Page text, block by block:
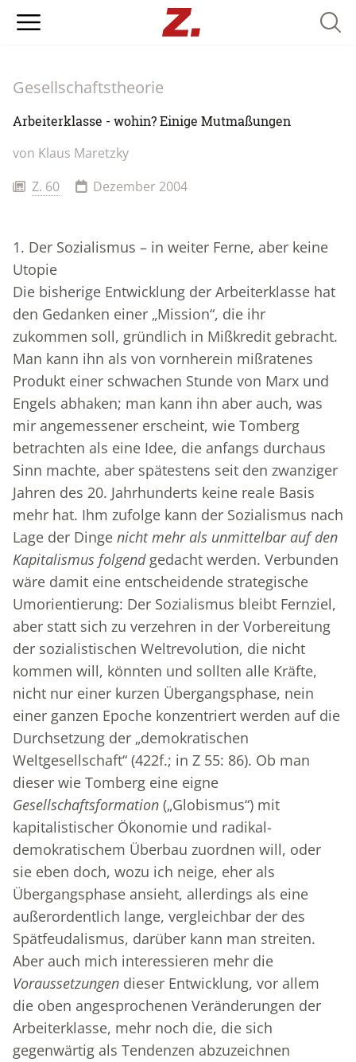
Gesellschaftstheorie
Arbeiterklasse - wohin? Einige Mutmaßungen
von Klaus Maretzky
Z. 60
Dezember 2004
1. Der Sozialismus – in weiter Ferne, aber keine
Utopie
Die bisherige Entwicklung der Arbeiterklasse hat
den Gedanken einer „Mission“, die ihr
zukommen soll, gründlich in Mißkredit gebracht.
Man kann ihn als von vornherein mißratenes
Produkt einer schwachen Stunde von Marx und
Engels abhaken; man kann ihn aber auch, was
mir angemessener erscheint, wie Tomberg
betrachten als eine Idee, die anfangs durchaus
Sinn machte, aber spätestens seit den zwanziger
Jahren des 20. Jahrhunderts keine reale Basis
mehr hat. Ihm zufolge kann der Sozialismus nach
Lage der Dinge nicht mehr als unmittelbar auf den
Kapitalismus folgendgedacht werden. Verbunden
wäre damit eine entscheidende strategische
Umorientierung: Der Sozialismus bleibt Fernziel,
aber statt sich zu verzehren in der Vorbereitung
der sozialistischen Weltrevolution, die nicht
kommen will, könnten und sollten alle Kräfte,
nicht nur einer kurzen Übergangsphase, nein
einer ganzen Epoche konzentriert werden auf die
Durchsetzung der „demokratischen
Weltgesellschaft“ (422f.; in Z 55: 86). Ob man
dieser wie Tomberg eine eigne
Gesellschaftsformation („Globismus“) mit
kapitalistischer Ökonomie und radikal-
demokratischem Überbau zuordnen will, oder
sie eben doch, wozu ich neige, eher als
Übergangsphase ansieht, allerdings als eine
außerordentlich lange, vergleichbar der des
Spätfeudalismus, darüber kann man streiten.
Aber auch mich interessieren mehr die
Voraussetzungen dieser Entwicklung, vor allem
die oben angesprochenen Veränderungen der
Arbeiterklasse, mehr noch die, die sich
gegenwärtig als Tendenzen abzuzeichnen